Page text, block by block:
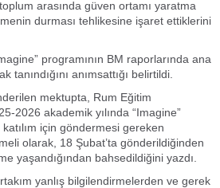
arasında güven ortamı yaratma
durması tehlikesine işaret ettiklerini
programının BM raporlarında ana
tanındığını anımsattığı belirtildi.
mektupta, Rum Eğitim
2026 akademik yılında “Imagine”
için göndermesi gereken
olarak, 18 Şubat’ta gönderildiğinden
yaşandığından bahsedildiğini yazdı.
yanlış bilgilendirmelerden ve gerek